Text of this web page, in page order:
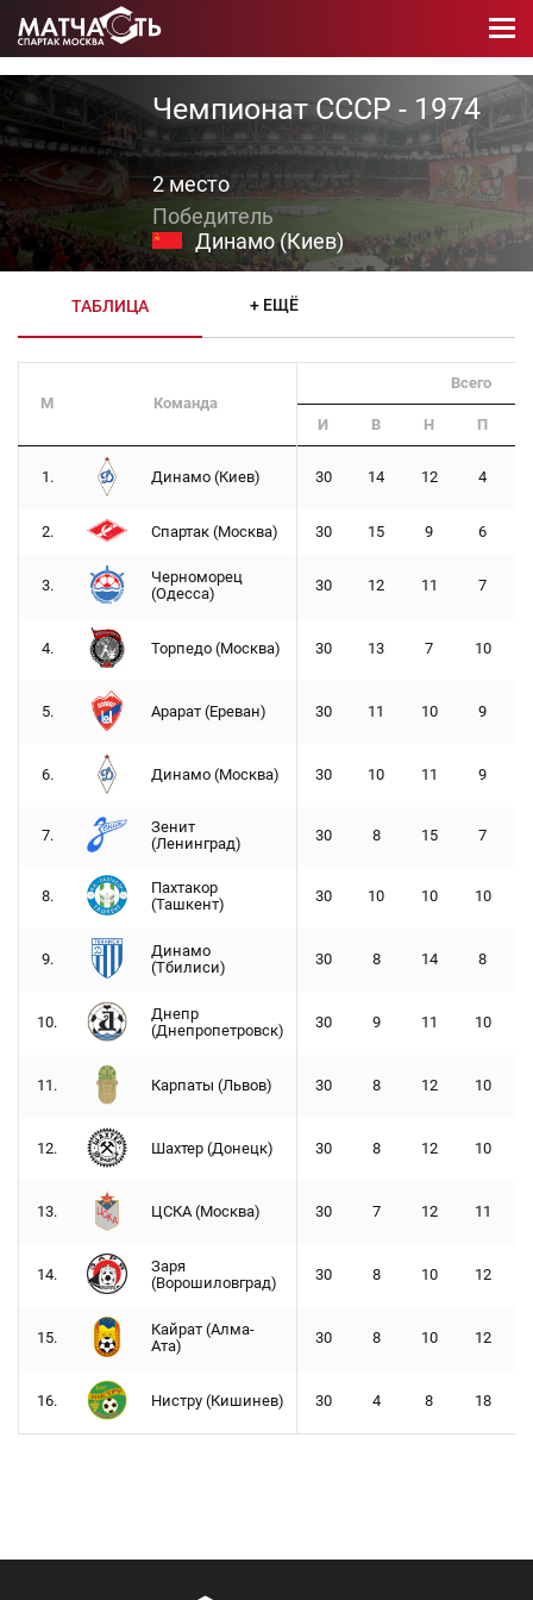
Чемпионат СССР - 1974
2 место
Динамо (Киев)
ТАБЛИЦА + ЕЩЁ
М Команда
Всего
И В Н П
1. Динамо (Киев) 30 14 12 4
2. Спартак (Москва) 30 15 9 6
3.
Черноморец
(Одесса)
30 12 11 7
4. Торпедо (Москва) 30 13 7 10
5. Арарат (Ереван) 30 11 10 9
6. Динамо (Москва) 30 10 11 9
7.
Зенит
(Ленинград)
30 8 15 7
8.
Пахтакор
(Ташкент)
30 10 10 10
9.
Динамо
(Тбилиси)
30 8 14 8
10.
Днепр
(Днепропетровск)
30 9 11 10
11. Карпаты (Львов) 30 8 12 10
12. Шахтер (Донецк) 30 8 12 10
13. ЦСКА (Москва) 30 7 12 11
14.
Заря
(Ворошиловград)
30 8 10 12
15.
Кайрат (Алма-
Ата)
30 8 10 12
16. Нистру (Кишинев) 30 4 8 18